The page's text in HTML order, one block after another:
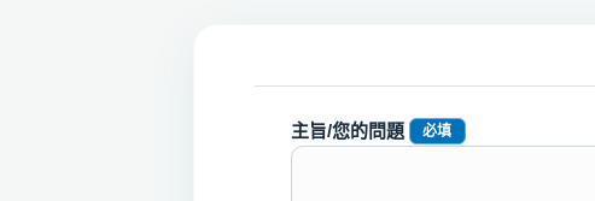
主旨/您的問題 必填